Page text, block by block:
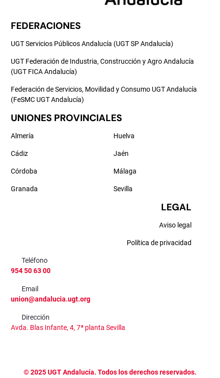
FEDERACIONES
UGT Servicios Públicos Andalucía (UGT SP Andalucía)
UGT Federación de Industria, Construcción y Agro Andalucía
(UGT FICA Andalucía)
Federación de Servicios, Movilidad y Consumo UGT Andalucía
(FeSMC UGT Andalucía)
UNIONES PROVINCIALES
Almería
Cádiz
Córdoba
Granada
Huelva
Jaén
Málaga
Sevilla
LEGAL
Aviso legal
Política de privacidad
Teléfono
954 50 63 00
Email
union@andalucia.ugt.org
Dirección
Avda. Blas Infante, 4, 7ª planta Sevilla
©2025UGT Andalucía. Todos los derechos reservados.